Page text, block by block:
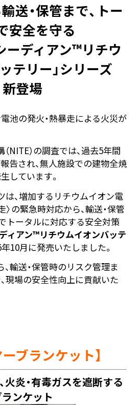
送・保管まで、トー
安全を守る
ーディアン™リチウ
テリー」シリーズ
新登場
池の発火・熱暴走による火災が
NITE）の調査では、過去5年間
告され、無人施設での建物全焼
しています。
は、増加するリチウムイオン電
〉の緊急時対応から、輸送・保管
トータルに対応する安全対策
ィアン™リチウムイオンバッテ
年10月に発売いたしました。
輸送・保管時のリスク管理ま
現場の安全性向上に貢献いた
ブランケット】
火炎・有毒ガスを遮断する
ンケット